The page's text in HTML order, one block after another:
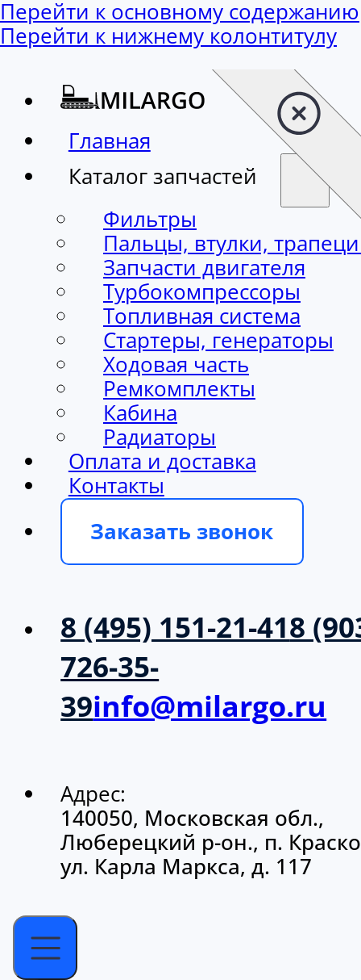
Перейти к основному содержанию
Перейти к нижнему колонтитулу
Главная
Каталог запчастей
Фильтры
Пальцы, втулки,
Запчасти двигателя
Турбокомпрессоры
Топливная система
Стартеры, генераторы
Ходовая часть
Ремкомплекты
Кабина
Радиаторы
Оплата и доставка
Контакты
Заказать звонок
8 (495) 151-21-418
726-35-
39info@milargo.ru
Адрес:
140050, Московская обл.,
Люберецкий р-он., п.
ул. Карла Маркса, д. 117